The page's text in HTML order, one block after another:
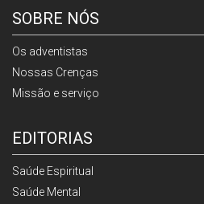
SOBRE NÓS
Os adventistas
Nossas Crenças
Missão e serviço
EDITORIAS
Saúde Espiritual
Saúde Mental